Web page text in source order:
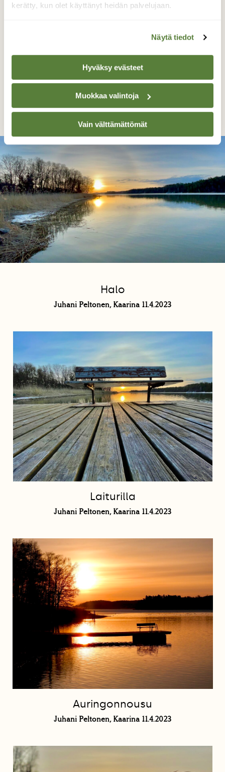
kerätty, kun olet käyttänyt heidän palvelujaan.
Näytä tiedot
Hyväksy evästeet
Muokkaa valintoja
Vain välttämättömät
Sinivuokot
Juhani Peltonen, Kaarina 11.4.2023
Halo
Juhani Peltonen, Kaarina 11.4.2023
Laiturilla
Juhani Peltonen, Kaarina 11.4.2023
Auringonnousu
Juhani Peltonen, Kaarina 11.4.2023